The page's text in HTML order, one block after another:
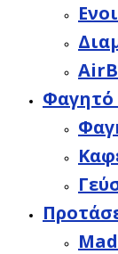
Φαγητό